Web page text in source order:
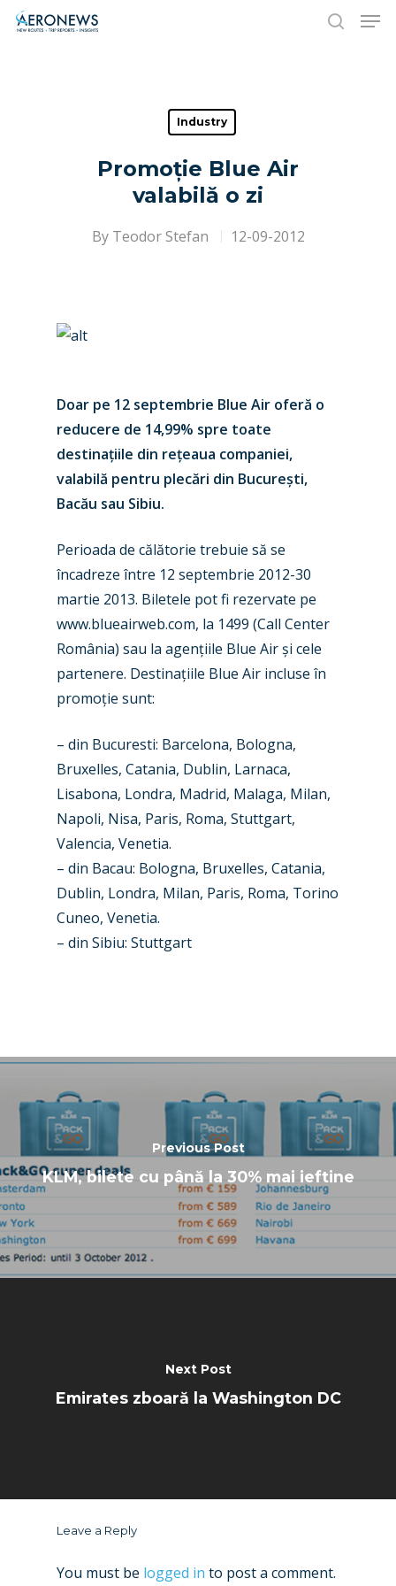
Hit enter to search or ESC to close
Industry
Promoție Blue Air
valabilă o zi
By Teodor Stefan 12-09-2012
Doar pe 12 septembrie Blue Air oferă o
reducere de 14,99% spre toate
destinațiile din rețeaua companiei,
valabilă pentru plecări din București,
Bacău sau Sibiu.
Perioada de călătorie trebuie să se
încadreze între 12 septembrie 2012-30
martie 2013. Biletele pot fi rezervate pe
www.blueairweb.com, la 1499 (Call Center
România) sau la agențiile Blue Air și cele
partenere. Destinațiile Blue Air incluse în
promoție sunt:
– din Bucuresti: Barcelona, Bologna,
Bruxelles, Catania, Dublin, Larnaca,
Lisabona, Londra, Madrid, Malaga, Milan,
Napoli, Nisa, Paris, Roma, Stuttgart,
Valencia, Venetia.
– din Bacau: Bologna, Bruxelles, Catania,
Dublin, Londra, Milan, Paris, Roma, Torino
Cuneo, Venetia.
– din Sibiu: Stuttgart
Previous Post
KLM, bilete cu până la 30% mai ieftine
Next Post
Emirates zboară la Washington DC
Leave a Reply
You must be logged in to post a comment.
New Routes
Accidents / Incidents
Airshows
Dubai 2025
Paris 2025
Farnborough 2024
Paris 2023
Business Jets
Military
Trip Reports
Marketplace